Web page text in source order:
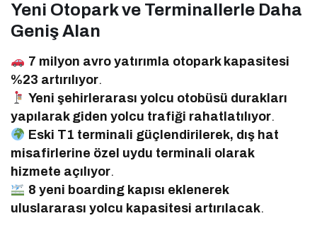
Yeni Otopark ve Terminallerle Daha
Geniş Alan
7 milyon avro yatırımla otopark kapasitesi
%23 artırılıyor.
Yeni şehirlerarası yolcu otobüsü durakları
yapılarak giden yolcu trafiği rahatlatılıyor.
Eski T1 terminali güçlendirilerek, dış hat
misafirlerine özel uydu terminali olarak
hizmete açılıyor.
8 yeni boarding kapısı eklenerek
uluslararası yolcu kapasitesi artırılacak.